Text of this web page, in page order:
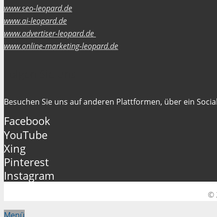
www.seo-leopard.de
www.ai-leopard.de
www.advertiser-leopard.de
www.online-marketing-leopard.de
Besuchen Sie uns auf anderen Plattformen, über ein
Facebook
YouTube
Xing
Pinterest
Instagram
©